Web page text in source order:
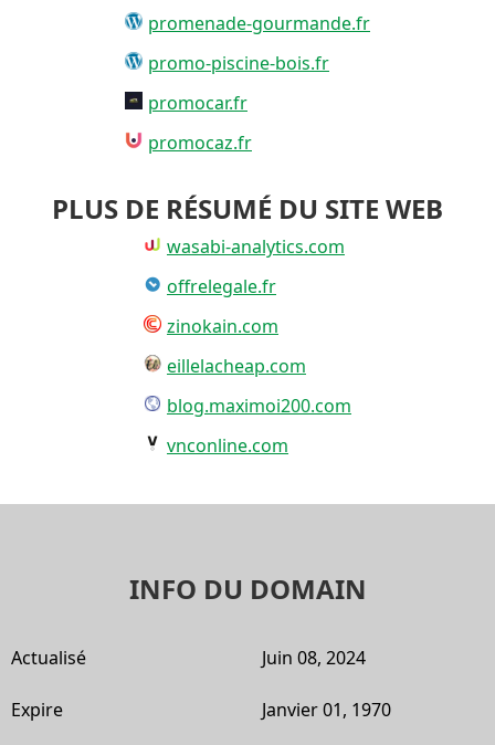
promenade-gourmande.fr
promo-piscine-bois.fr
promocar.fr
promocaz.fr
PLUS DE RÉSUMÉ DU SITE WEB
wasabi-analytics.com
offrelegale.fr
zinokain.com
eillelacheap.com
blog.maximoi200.com
vnconline.com
INFO DU DOMAIN
Actualisé Juin 08, 2024
Expire Janvier 01, 1970